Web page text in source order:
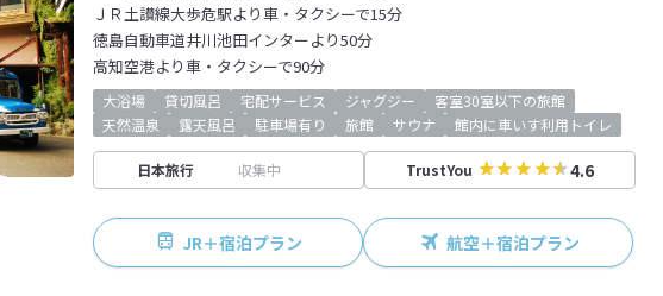
ＪＲ土讃線大歩危駅より車・タクシーで15分
徳島自動車道井川池田インターより50分
高知空港より車・タクシーで90分
大浴場 貸切風呂 宅配サービス ジャグジー
客室30室以下の旅館
天然温泉
露天風呂 駐車場有り 旅館 サウナ 館内に車いす利用トイレ
日本旅行 収集中 TrustYou 4.6
JR＋宿泊プラン 航空＋宿泊プラン